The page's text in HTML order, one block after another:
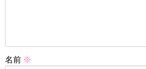
名前 ※